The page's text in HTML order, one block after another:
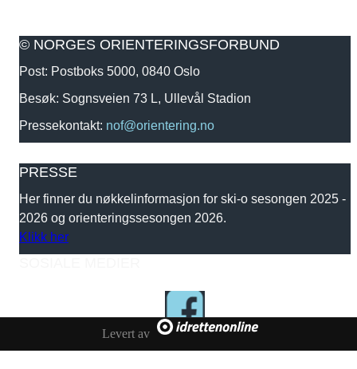
© NORGES ORIENTERINGSFORBUND
Post: Postboks 5000, 0840 Oslo
Besøk: Sognsveien 73 L, Ullevål Stadion
Pressekontakt: nof@orientering.no
PRESSE
Her finner du nøkkelinformasjon for ski-o sesongen 2025 -
2026 og orienteringssesongen 2026.
Klikk her
Levert av